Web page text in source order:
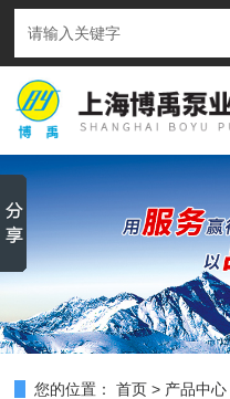
您的位置： 首页 > 产品中心